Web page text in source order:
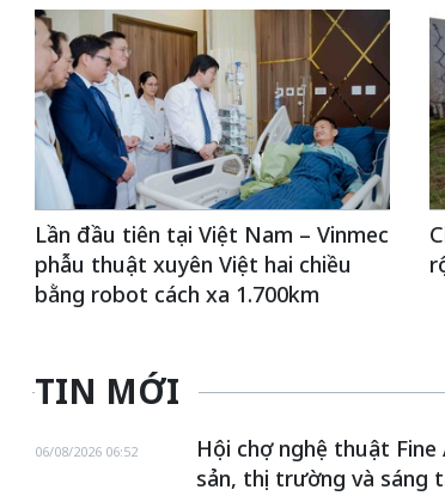
Lần đầu tiên tại Việt Nam – Vinmec
phẫu thuật xuyên Việt hai chiều
bằng robot cách xa 1.700km
TIN MỚI
Hội chợ nghệ thuật
sản, thị trường và sáng
06/08/2026 06:52